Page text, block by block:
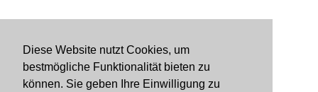
Diese Website nutzt Cookies, um
bestmögliche Funktionalität bieten zu
können. Sie geben Ihre Einwilligung zu